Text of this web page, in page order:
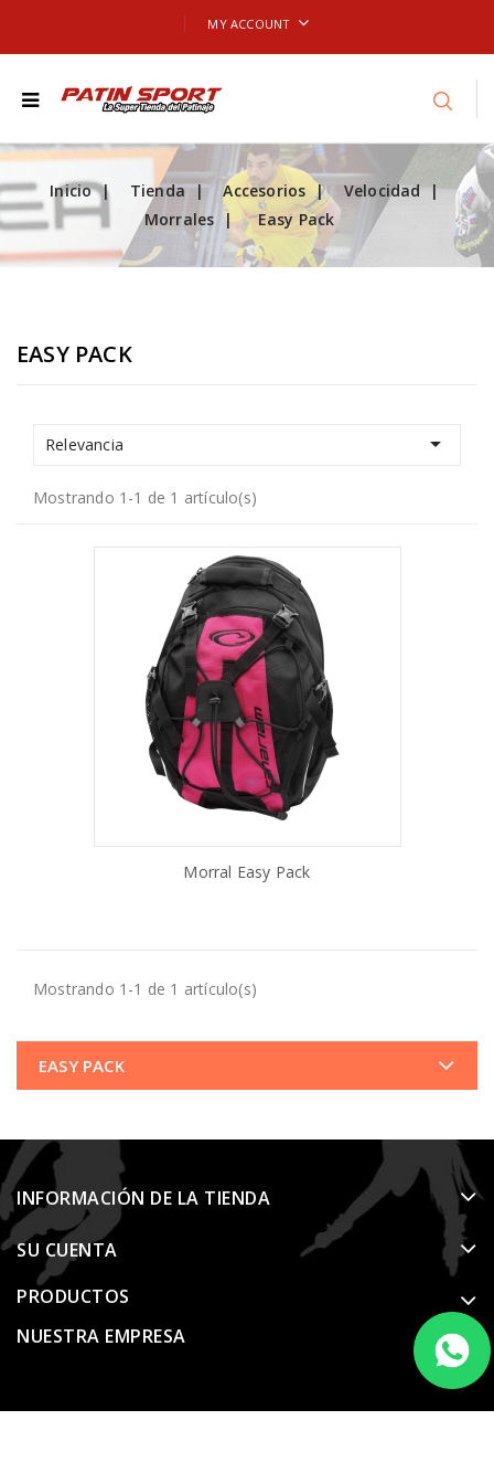
MY ACCOUNT
Inicio Tienda Accesorios
Velocidad
Morrales
Easy Pack
EASY PACK
Relevancia 
Mostrando 1-1 de 1 artículo(s)
AÑADIR AL CARRITO
Morral Easy Pack
Mostrando 1-1 de 1 artículo(s)
EASY PACK
INFORMACIÓN DE LA TIENDA
SU CUENTA
PRODUCTOS
NUESTRA EMPRESA